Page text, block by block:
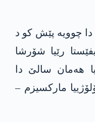
دا چوویە پێش کو د
دە مانیفێستا رێیا شۆرشا
هەمان سالێ دا
مارکسیزم –